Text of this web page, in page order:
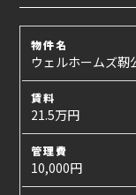
物件名
ウェルホームズ靭
賃料
21.5万円
管理費
10,000円